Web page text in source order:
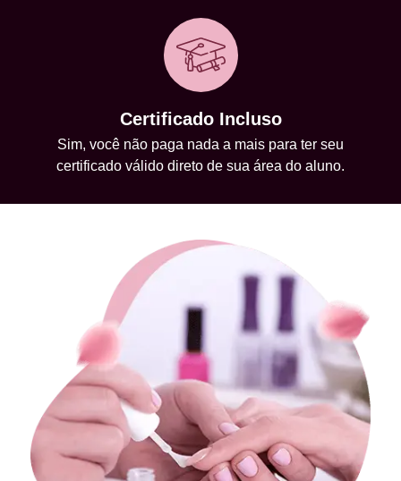
Certificado Incluso
Sim, você não paga nada a mais para ter seu
certificado válido direto de sua área do aluno.